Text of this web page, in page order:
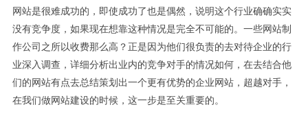
网站是很难成功的，即使成功了也是偶然，说明这个行业确确实实
没有竞争度，如果现在想靠这种情况是完全不可能的。一些网站制
作公司之所以收费那么高？正是因为他们很负责的去对待企业的行
业深入调查，详细分析出业内的竞争对手的情况如何，在去结合他
们的网站有点去总结策划出一个更有优势的企业网站，超越对手，
在我们做网站建设的时候，这一步是至关重要的。